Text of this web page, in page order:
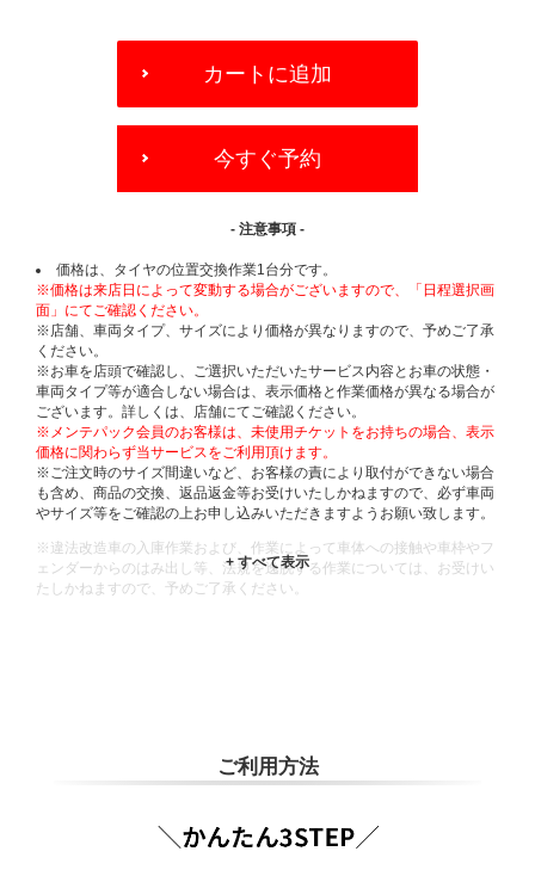
OPTIONS
カートに追加
今すぐ予約
- 注意事項 -
価格は、タイヤの位置交換作業1台分です。
※価格は来店日によって変動する場合がございますので、「日程選択画
面」にてご確認ください。
※店舗、車両タイプ、サイズにより価格が異なりますので、予めご了承
ください。
※お車を店頭で確認し、ご選択いただいたサービス内容とお車の状態・
車両タイプ等が適合しない場合は、表示価格と作業価格が異なる場合が
ございます。詳しくは、店舗にてご確認ください。
※メンテパック会員のお客様は、未使用チケットをお持ちの場合、表示
価格に関わらず当サービスをご利用頂けます。
※ご注文時のサイズ間違いなど、お客様の責により取付ができない場合
も含め、商品の交換、返品返金等お受けいたしかねますので、必ず車両
やサイズ等をご確認の上お申し込みいただきますようお願い致します。
※違法改造車の入庫作業および、作業によって車体への接触や車枠やフ
ェンダーからのはみ出し等、法規を逸脱する作業については、お受けい
たしかねますので、予めご了承ください。
ご利用方法